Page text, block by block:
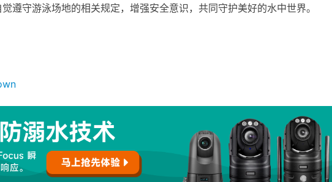
遵守游泳场地的相关规定，增强安全意识，共同守护美好的水中世界。